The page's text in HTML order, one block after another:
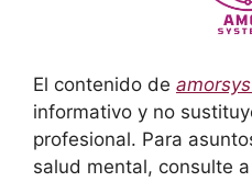
El contenido de
informativo y no
profesional. Para
salud mental, consulte